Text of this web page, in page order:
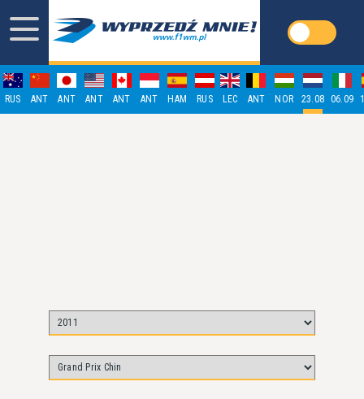
RUS ANT ANT ANT ANT ANT HAM RUS LEC ANT NOR 23.08 06.09